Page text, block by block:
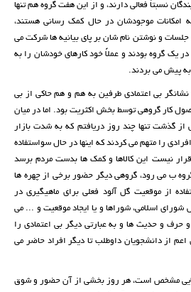
تنها 7 گروه نمایندگان نسبتاً فعالی دارند، و از این هفت گروه هم تنها
امکانات موجودشان در حال کمک رسانی هستند،
جلسات و نوشتن نام شان بر پای بیانیه ها شرکت می
در یک گروه بودند و عملاً خود کارهای خودشان را به
پیش می بردند.
بی اعتمادی طرفین به هم و هم حاکی از بی
کار گروهی توسط بخش اکثریت بود. اما در میان
از گذشت تنها چند روز دریافتم که به شدت بازار
را متهم می کردند که اینها در حال سواستفاده
قرار نیست این کالاها و کمک ها بدست مردم برسد
گروه ب می رود، گروهی دیگر حضور برخی از چهره ها
از موقعیت گل آلود فعلی برای ماهیگیری در
شورای اسلامی، شوراها و یا ایجاد موقعیت و ... می
حرف و حدیث ها و به عبارتی دیگر بی اعتمادی را
اعم از دانشجویان داوطلب تا دیگر افراد حاضر می
مشخص است، هر روز بخشی از آن حضور و شوق